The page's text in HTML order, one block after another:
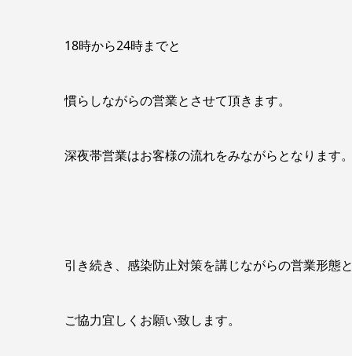
18時から24時までと
慣らしながらの営業とさせて頂きます。
深夜帯営業はお客様の流れをみながらとなります。
引き続き、感染防止対策を講じながらの営業形態
ご協力宜しくお願い致します。